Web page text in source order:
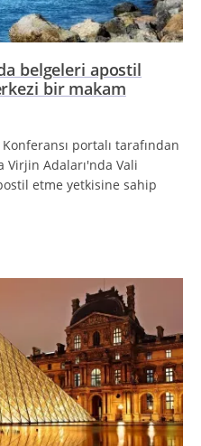
belgeleri apostil
bir makam
portalı tarafından
Adaları'nda Vali
etme yetkisine sahip